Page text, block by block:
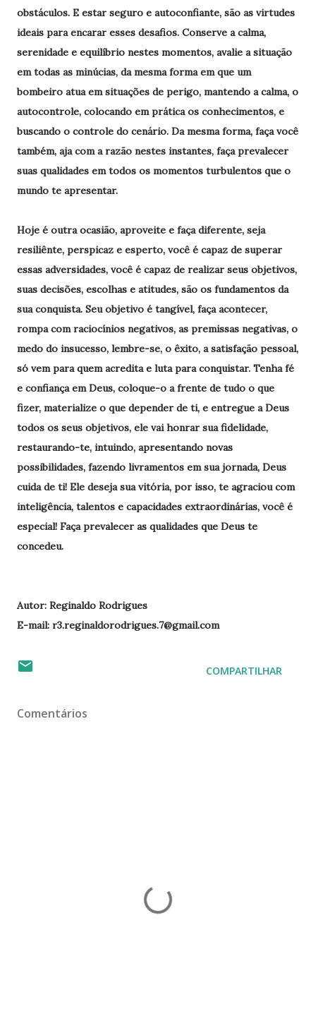
obstáculos. E estar seguro e autoconfiante, são as virtudes
ideais para encarar esses desafios. Conserve a calma,
serenidade e equilíbrio nestes momentos, avalie a situação
em todas as minúcias, da mesma forma em que um
bombeiro atua em situações de perigo, mantendo a calma, o
autocontrole, colocando em prática os conhecimentos, e
buscando o controle do cenário. Da mesma forma, faça você
também, aja com a razão nestes instantes, faça prevalecer
suas qualidades em todos os momentos turbulentos que o
mundo te apresentar.
Hoje é outra ocasião, aproveite e faça diferente, seja
resiliênte, perspicaz e esperto, você é capaz de superar
essas adversidades, você é capaz de realizar seus objetivos,
suas decisões, escolhas e atitudes, são os fundamentos da
sua conquista. Seu objetivo é tangível, faça acontecer,
rompa com raciocínios negativos, as premissas negativas, o
medo do insucesso, lembre-se, o êxito, a satisfação pessoal,
só vem para quem acredita e luta para conquistar. Tenha fé
e confiança em Deus, coloque-o a frente de tudo o que
fizer, materialize o que depender de ti, e entregue a Deus
todos os seus objetivos, ele vai honrar sua fidelidade,
restaurando-te, intuindo, apresentando novas
possibilidades, fazendo livramentos em sua jornada, Deus
cuida de ti! Ele deseja sua vitória, por isso, te agraciou com
inteligência, talentos e capacidades extraordinárias, você é
especial! Faça prevalecer as qualidades que Deus te
concedeu.
Autor: Reginaldo Rodrigues
E-mail: r3.reginaldorodrigues.7@gmail.com
COMPARTILHAR
Comentários